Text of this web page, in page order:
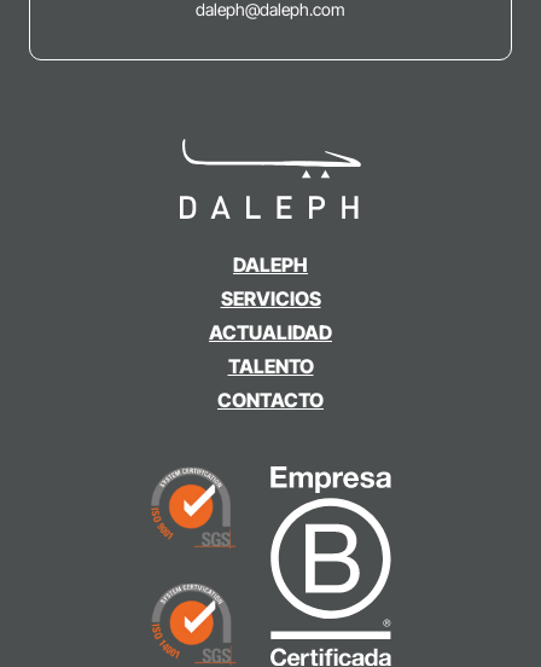
DALEPH
SERVICIOS
ACTUALIDAD
TALENTO
CONTACTO
daleph@daleph.com